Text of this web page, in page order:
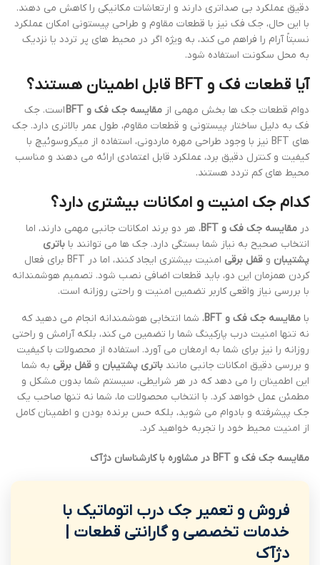
دقیق عملکرد بی صداتری دارند و ارتعاشات مکانیکی را کاهش می دهند.
با این حال، جک فک نیز با قطعات مقاوم و طراحی پیستونی امکان عملکرد
نسبتاً آرام را فراهم می کند، به ویژه اگر در محیط های پر تردد یا نزدیک
به محل سکونت استفاده شود.
آیا قطعات فک و BFT قابل اطمینان هستند؟
دوام قطعات جک ها بخش مهمی از مقایسه جک فک و BFT
است. جک
فک به دلیل ساختار پیستونی و قطعات مقاوم، طول عمر بالاتری دارد. جک
های BFT نیز با وجود طراحی مهره ماردونی، استفاده از میکروسوئیچ با
کیفیت و کنترل دقیق برد، عملکرد قابل اعتمادی ارائه می دهند و مناسب
محیط های کم تردد هستند.
کدام جک امنیت و امکانات بیشتری دارد؟
در مقایسه جک فک و BFT
، هر دو برند امکانات جانبی مهمی دارند، اما
انتخاب صحیح به نیاز شما بستگی دارد. جک ها می توانند با باتری
پشتیبان و قفل برقی
امنیت بیشتری ایجاد کنند، اما در BFT برای فعال
کردن همزمان این دو، باید قطعات اضافی نصب شود. تصمیم هوشمندانه
با بررسی نیاز واقعی کاربر تضمین امنیت و راحتی روزانه است.
با مقایسه جک فک و BFT
، شما انتخابی هوشمندانه انجام می دهید که
نه تنها امنیت درب پارکینگ شما را تضمین می کند، بلکه آرامش و راحتی
روزانه را نیز برای شما به ارمغان می آورد. استفاده از محصولات با کیفیت
و بررسی دقیق امکانات جانبی مانند باتری پشتیبان و قفل برقی به شما
این اطمینان را می دهد که در هر شرایطی، سیستم شما بدون مشکل و
مطمئن عمل خواهد کرد. با انتخاب محصولات ما، شما نه تنها صاحب یک
جک پیشرفته و بادوام می شوید، بلکه حس برنده بودن و اطمینان کامل
از امنیت محیط خود را تجربه خواهید کرد.
مقایسه جک فک و BFT در مشاوره با کارشناسان دژآک
فروش و تعمیر جک درب اتوماتیک با
خدمات تخصصی و گارانتی قطعات |
دژآک